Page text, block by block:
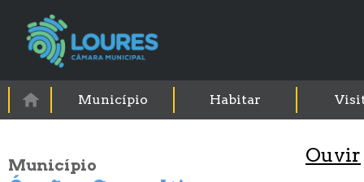
Município Habitar